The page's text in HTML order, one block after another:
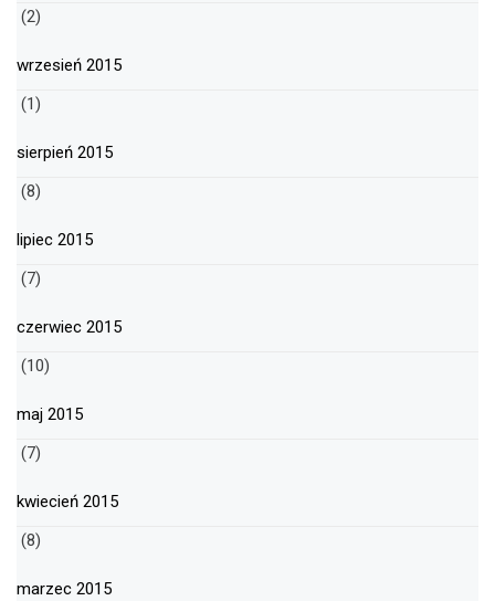
(2)
wrzesień 2015
(1)
sierpień 2015
(8)
lipiec 2015
(7)
czerwiec 2015
(10)
maj 2015
(7)
kwiecień 2015
(8)
marzec 2015